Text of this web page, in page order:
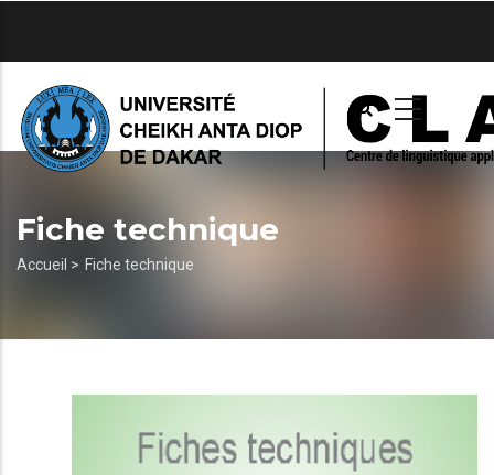
principal
Fiche technique
Fil
Accueil > Fiche technique